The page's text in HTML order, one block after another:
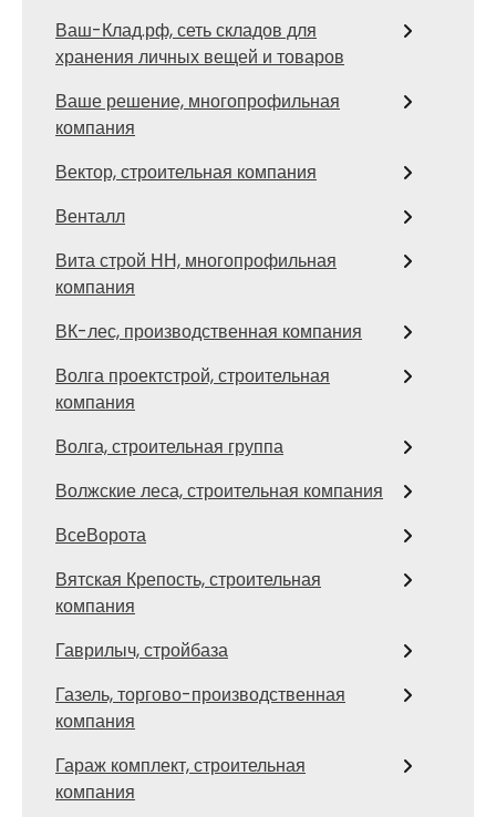
Ваш-Клад.рф, сеть складов для
хранения личных вещей и товаров
Ваше решение, многопрофильная
компания
Вектор, строительная компания
Венталл
Вита строй НН, многопрофильная
компания
ВК-лес, производственная компания
Волга проектстрой, строительная
компания
Волга, строительная группа
Волжские леса, строительная компания
ВсеВорота
Вятская Крепость, строительная
компания
Гаврилыч, стройбаза
Газель, торгово-производственная
компания
Гараж комплект, строительная
компания